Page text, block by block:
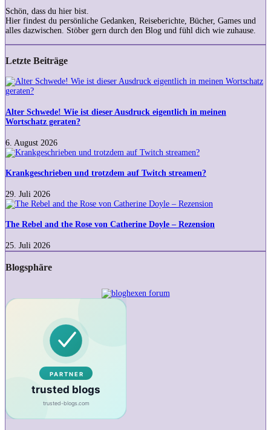
Schön, dass du hier bist.
Hier findest du persönliche Gedanken, Reiseberichte, Bücher, Games und
alles dazwischen. Stöber gern durch den Blog und fühl dich wie zuhause.
Letzte Beiträge
Alter
Schwede!
ist
dieser
eigentlich
in
meinen
Wortschatz
geraten?
Alter Schwede! Wie ist dieser Ausdruck eigentlich in meinen
Wortschatz geraten?
6. August 2026
Krankgeschrieben
trotzdem
Twitch
streamen?
Krankgeschrieben und trotzdem auf Twitch streamen?
29. Juli 2026
The
and
Rose
von
Doyle
The Rebel and the Rose von Catherine Doyle – Rezension
25. Juli 2026
Blogsphäre